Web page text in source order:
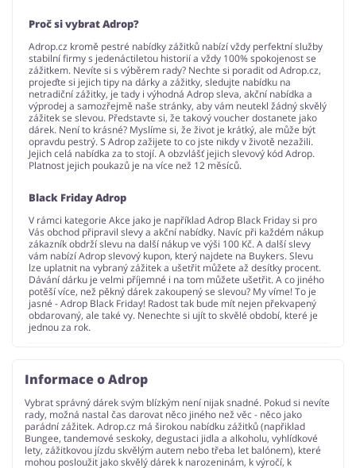
Proč si vybrat Adrop?
Adrop.cz kromě pestré nabídky zážitků nabízí vždy perfektní služby
stabilní firmy s jedenáctiletou historií a vždy 100% spokojenost se
zážitkem. Nevíte si s výběrem rady? Nechte si poradit od Adrop.cz,
projeďte si jejich tipy na dárky a zážitky, sledujte nabídku na
netradiční zážitky, je tady i výhodná Adrop sleva, akční nabídka a
výprodej a samozřejmě naše stránky, aby vám neutekl žádný skvělý
zážitek se slevou. Představte si, že takový voucher dostanete jako
dárek. Není to krásné? Myslíme si, že život je krátký, ale může být
opravdu pestrý. S Adrop zažijete to co jste nikdy v životě nezažili.
Jejich celá nabídka za to stojí. A obzvlášť jejich slevový kód Adrop.
Platnost jejich poukazů je na více než 12 měsíců.
Black Friday Adrop
V rámci kategorie Akce jako je například Adrop Black Friday si pro
Vás obchod připravil slevy a akční nabídky. Navíc při každém nákup
zákazník obdrží slevu na další nákup ve výši 100 Kč. A další slevy
vám nabízí Adrop slevový kupon, který najdete na Buykers. Slevu
lze uplatnit na vybraný zážitek a ušetřit můžete až desítky procent.
Dávání dárku je velmi příjemné i na tom můžete ušetřit. A co jiného
potěší více, než pěkný dárek zakoupený se slevou? My víme! To je
jasné - Adrop Black Friday! Radost tak bude mít nejen překvapený
obdarovaný, ale také vy. Nenechte si ujít to skvělé období, které je
jednou za rok.
Informace o Adrop
Vybrat správný dárek svým blízkým není nijak snadné. Pokud si nevíte
rady, možná nastal čas darovat něco jiného než věc - něco jako
parádní zážitek. Adrop.cz má širokou nabídku zážitků (napřiklad
Bungee, tandemové seskoky, degustaci jidla a alkoholu, vyhlídkové
lety, zážitkovou jízdu skvělým autem nebo třeba let balónem), které
mohou posloužit jako skvělý dárek k narozeninám, k výročí, k